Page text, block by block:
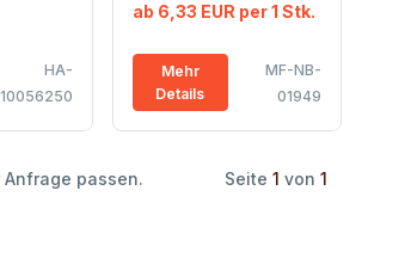
HA-
10056250
ab 6,33 EUR per 1 Stk.
Mehr
Details
MF-NB-
01949
passen. Seite1 von1